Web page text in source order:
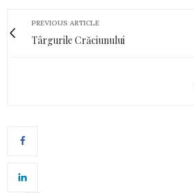
PREVIOUS ARTICLE
Târgurile Crăciunului